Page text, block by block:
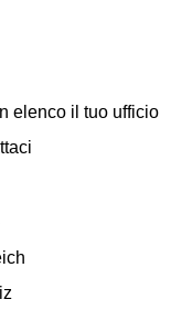
elenco il tuo ufficio